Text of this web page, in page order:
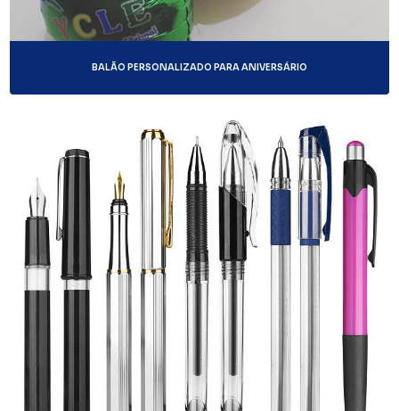
BALÃO PERSONALIZADO PARA ANIVERSÁRIO